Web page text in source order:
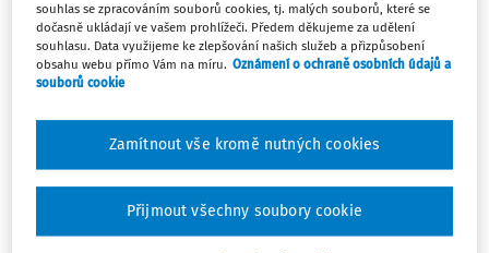
souhlas se zpracováním souborů cookies, tj. malých souborů, které se
dočasně ukládají ve vašem prohlížeči. Předem děkujeme za udělení
souhlasu. Data využijeme ke zlepšování našich služeb a přizpůsobení
obsahu webu přímo Vám na míru. Oznámení o ochraně osobních údajů a
souborů cookie
Zamítnout vše kromě nutných cookies
Přijmout všechny soubory cookie